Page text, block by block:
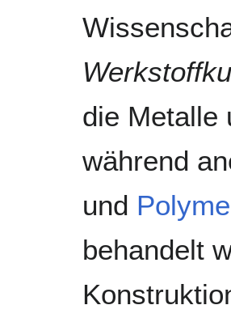
die Metalle
während
und
behandelt